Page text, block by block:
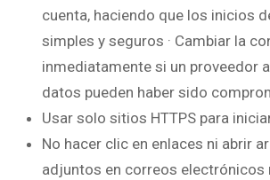
cuenta, haciendo que los inicios
simples y seguros · Cambiar la
inmediatamente si un proveedor
datos pueden haber sido
Usar solo sitios HTTPS para
No hacer clic en enlaces ni abrir
adjuntos en correos electrónicos